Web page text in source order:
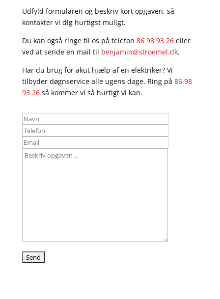
Udfyld formularen og beskriv kort opgaven, så
kontakter vi dig hurtigst muligt.
Du kan også ringe til os på telefon 86 98 93 26eller
ved at sende en mail til benjamin@stroemel.dk.
Har du brug for akut hjælp af en elektriker? Vi
tilbyder døgnservice alle ugens dage. Ring på 86 98
93 26så kommer vi så hurtigt vi kan.